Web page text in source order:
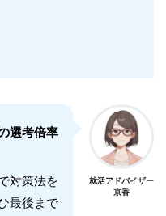
選考倍率
対策法を
最後まで
就活アドバイザー
京香